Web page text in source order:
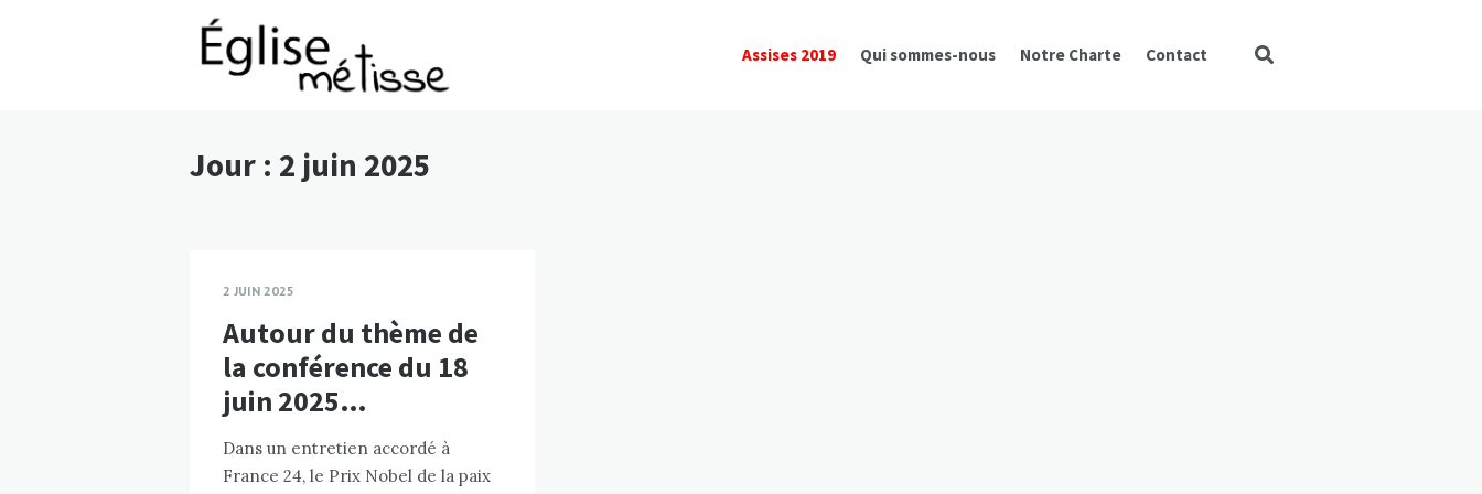
Assises 2019 Qui sommes-nous Notre Charte Contact
Jour : 2 juin 2025
2 JUIN 2025
Autour du thème de
la conférence du 18
juin 2025…
Dans un entretien accordé à
France 24, le Prix Nobel de la paix